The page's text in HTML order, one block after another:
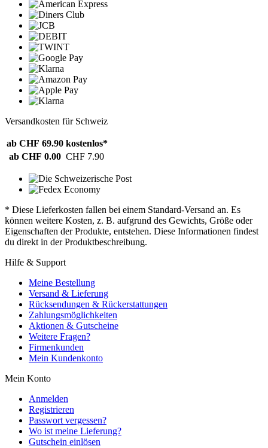
Versandkosten für Schweiz
ab CHF 69.90 kostenlos*
ab CHF 0.00 CHF 7.90
* Diese Lieferkosten fallen bei einem Standard-Versand an. Es
können weitere Kosten, z. B. aufgrund des Gewichts, Größe oder
Eigenschaften der Produkte, entstehen. Diese Informationen findest
du direkt in der Produktbeschreibung.
Hilfe & Support
Meine Bestellung
Versand & Lieferung
Rücksendungen & Rückerstattungen
Zahlungsmöglichkeiten
Aktionen & Gutscheine
Weitere Fragen?
Firmenkunden
Mein Kundenkonto
Mein Konto
Anmelden
Registrieren
Passwort vergessen?
Wo ist meine Lieferung?
Gutschein einlösen